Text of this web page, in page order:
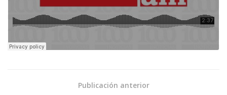
Publicación anterior